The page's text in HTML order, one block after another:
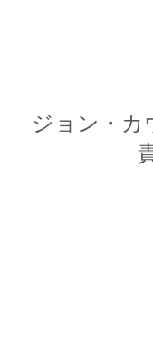
ジョン・カ